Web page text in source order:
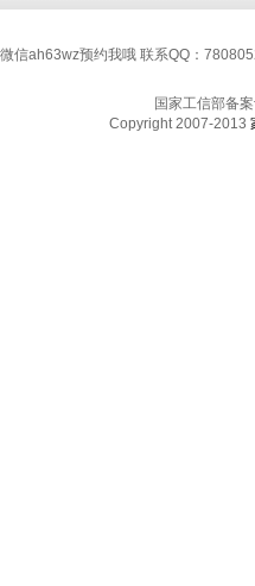
信ah63wz预约我哦 联系QQ：
国家工信部备
Copyright 2007-2013